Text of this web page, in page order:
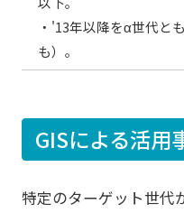
・'13年以降をα世代と
も）。
GISによる活用
特定のターゲット世代